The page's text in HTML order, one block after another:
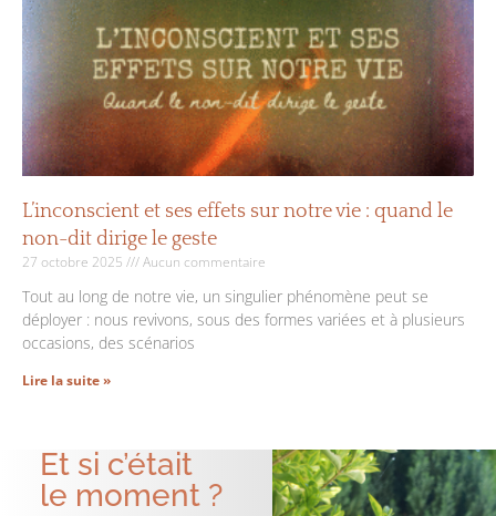
L’inconscient et ses effets sur notre vie : quand le
non-dit dirige le geste
27 octobre 2025 Aucun commentaire
Tout au long de notre vie, un singulier phénomène peut se
déployer : nous revivons, sous des formes variées et à plusieurs
occasions, des scénarios
Lire la suite »
Et si c’était
le moment ?